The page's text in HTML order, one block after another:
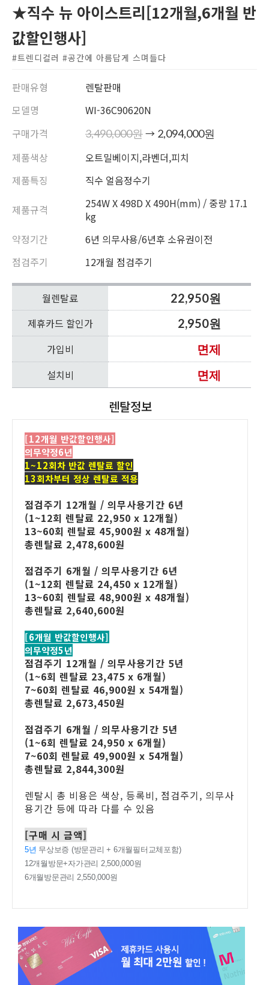
★직수 뉴 아이스트리[12개월,6개월 반
값할인행사]
#트렌디컬러 #공간에 아름답게 스며들다
판매유형
렌탈판매
모델명
WI-36C90620N
구매가격
3,490,000원→ 2,094,000원
제품색상
오트밀베이지,라벤더,피치
제품특징
직수 얼음정수기
제품규격
254W X 498D X 490H(mm) / 중량 17.1
kg
약정기간
6년 의무사용/6년후 소유권이전
점검주기
12개월 점검주기
월렌탈료
22,950원
제휴카드 할인가
2,950원
가입비
면제
설치비
면제
렌탈정보
[12개월 반값할인행사]
의무약정6년
1~12회차 반값 렌탈료 할인
13회차부터 정상 렌탈료 적용
점검주기 12개월 / 의무사용기간 6년
(1~12회 렌탈료 22,950 x 12개월)
13~60회 렌탈료 45,900원 x 48개월)
총렌탈료 2,478,600원
점검주기 6개월 / 의무사용기간 6년
(1~12회 렌탈료 24,450 x 12개월)
13~60회 렌탈료 48,900원 x 48개월)
총렌탈료 2,640,600원
[6개월 반값할인행사]
의무약정5년
점검주기 12개월 / 의무사용기간 5년
(1~6회 렌탈료 23,475 x 6개월)
7~60회 렌탈료 46,900원 x 54개월)
총렌탈료 2,673,450원
점검주기 6개월 / 의무사용기간 5년
(1~6회 렌탈료 24,950 x 6개월)
7~60회 렌탈료 49,900원 x 54개월)
총렌탈료 2,844,300원
렌탈시 총 비용은 색상, 등록비, 점검주기, 의무사
용기간 등에 따라 다를 수 있음
[구매 시 금액]
5년 무상보증 (방문관리 + 6개월필터교체포함)
12개월방문+자가관리 2,500,000원
6개월방문관리 2,550,000원